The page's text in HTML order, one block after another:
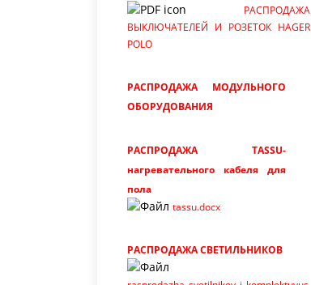
РАСПРОДАЖА
ВЫКЛЮЧАТЕЛЕЙ И РОЗЕТОК HAGER
POLO
РАСПРОДАЖА МОДУЛЬНОГО
ОБОРУДОВАНИЯ
РАСПРОДАЖА TASSU-
нагревательного кабеля для
пола
tassu.docx
РАСПРОДАЖА СВЕТИЛЬНИКОВ